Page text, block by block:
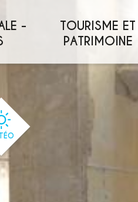
- TOURISME ET
PATRIMOINE